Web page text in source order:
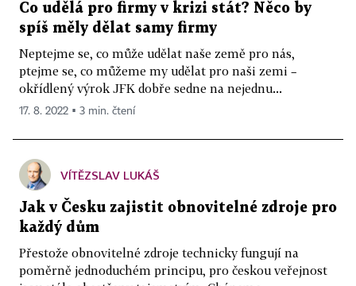
Co udělá pro firmy v krizi stát? Něco by
spíš měly dělat samy firmy
Neptejme se, co může udělat naše země pro nás,
ptejme se, co můžeme my udělat pro naši zemi –
okřídlený výrok JFK dobře sedne na nejednu...
17. 8. 2022 ▪ 3 min. čtení
VÍTĚZSLAV LUKÁŠ
Jak v Česku zajistit obnovitelné zdroje pro
každý dům
Přestože obnovitelné zdroje technicky fungují na
poměrně jednoduchém principu, pro českou veřejnost